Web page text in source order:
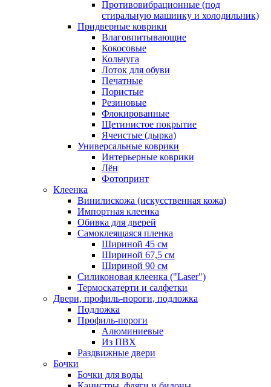
Противовибрационные (под
стиральную машинку и холодильник)
Придверные коврики
Влаговпитывающие
Кокосовые
Кольчуга
Лоток для обуви
Печатные
Пористые
Резиновые
Флокированные
Щетинистое покрытие
Ячеистые (дырка)
Универсальные коврики
Интерьерные коврики
Лён
Фотопринт
Клеенка
Винилискожа (искусственная кожа)
Импортная клеенка
Обивка для дверей
Самоклеящаяся пленка
Шириной 45 см
Шириной 67,5 см
Шириной 90 см
Силиконовая клеенка ("Laser")
Термоскатерти и салфетки
Двери, профиль-пороги, подложка
Подложка
Профиль-пороги
Алюминиевые
Из ПВХ
Раздвижные двери
Бочки
Бочки для воды